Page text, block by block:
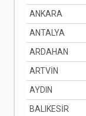
ANKARA
ANTALYA
ARDAHAN
ARTVİN
AYDIN
BALIKESİR